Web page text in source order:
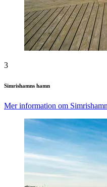
3
Simrishamns hamn
Mer information om